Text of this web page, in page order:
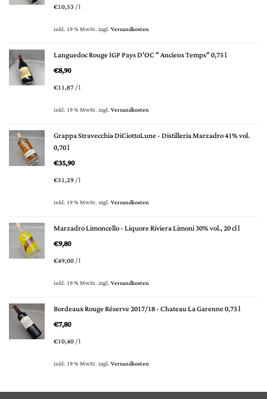
€10,53/l
inkl. 19 % MwSt.zzgl.Versandkosten
Languedoc Rouge IGP Pays D'OC " Anciens Temps" 0,75 l
€8,90
€11,87/l
inkl. 19 % MwSt.zzgl.Versandkosten
Grappa Stravecchia DiCiottoLune - Distilleria Marzadro 41% vol.
0,70 l
€35,90
€51,29/l
inkl. 19 % MwSt.zzgl.Versandkosten
Marzadro Limoncello - Liquore Riviera Limoni 30% vol., 20 cl l
€9,80
€49,00/l
inkl. 19 % MwSt.zzgl.Versandkosten
Bordeaux Rouge Réserve 2017/18 - Chateau La Garenne 0,75 l
€7,80
€10,40/l
inkl. 19 % MwSt.zzgl.Versandkosten